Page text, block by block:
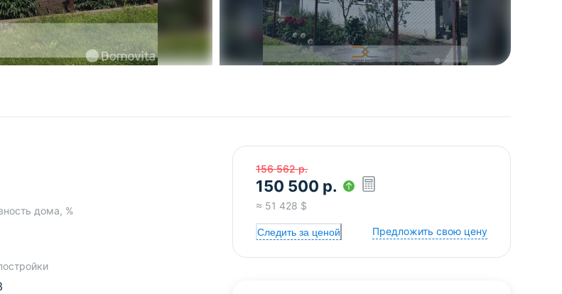
дома, %
156 562 р.
150 500 р.
≈ 51 428 $
Следить за ценой Предложить свою цену